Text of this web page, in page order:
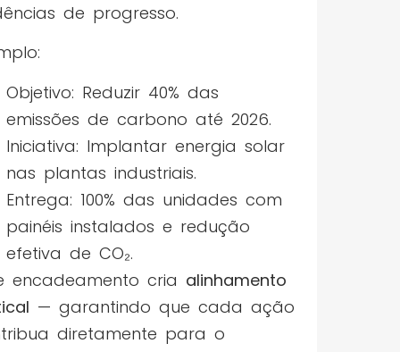
de progresso.
Objetivo: Reduzir 40% das
emissões de carbono até 2026.
Iniciativa: Implantar energia solar
nas plantas industriais.
Entrega: 100% das unidades com
painéis instalados e redução
efetiva de CO₂.
encadeamento cria alinhamento
— garantindo que cada ação
diretamente para o